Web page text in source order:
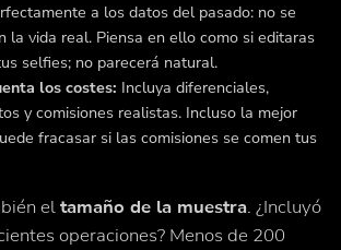
a los datos del pasado: no se
la vida real. Piensa en ello como si editaras
selfies; no parecerá natural.
los costes: Incluya diferenciales,
y comisiones realistas. Incluso la mejor
fracasar si las comisiones se comen tus
eltamaño de la muestra. ¿Incluyó
operaciones? Menos de 200